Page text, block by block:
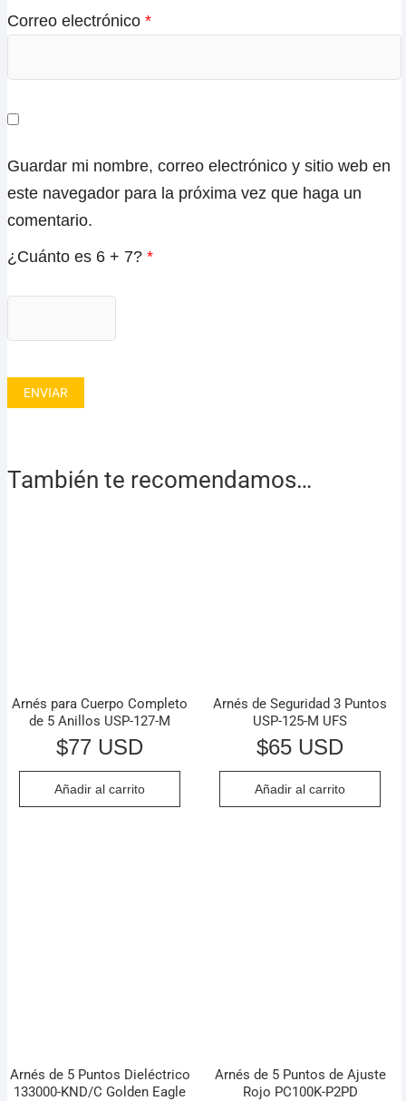
Correo electrónico *
Guardar mi nombre, correo electrónico y sitio web en
este navegador para la próxima vez que haga un
comentario.
¿Cuánto es 6 + 7? *
También te recomendamos…
Arnés para Cuerpo Completo
de 5 Anillos USP-127-M
$77 USD
Añadir al carrito
Arnés de Seguridad 3 Puntos
USP-125-M UFS
$65 USD
Añadir al carrito
Arnés de 5 Puntos Dieléctrico
133000-KND/C Golden Eagle
Arnés de 5 Puntos de Ajuste
Rojo PC100K-P2PD